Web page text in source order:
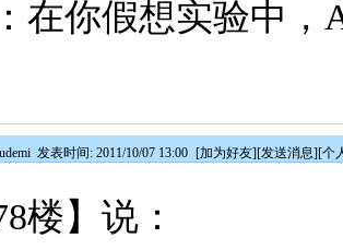
在你假想实验中，
发表时间: 2011/10/07 13:00 [加为好友][发送消息][个
楼】说：